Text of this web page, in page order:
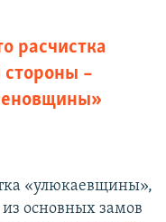
расчистка
стороны –
«улюкаевщины»,
основных замов